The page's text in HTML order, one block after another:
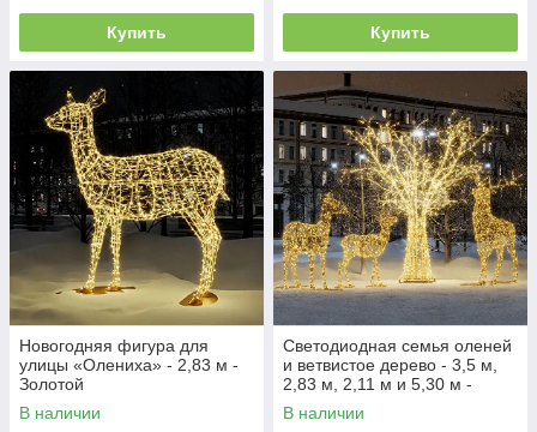
Купить Купить
Новогодняя фигура для
улицы «Олениха» - 2,83 м -
Золотой
В наличии
Светодиодная семья оленей
и ветвистое дерево - 3,5 м,
2,83 м, 2,11 м и 5,30 м -
Золотой
В наличии